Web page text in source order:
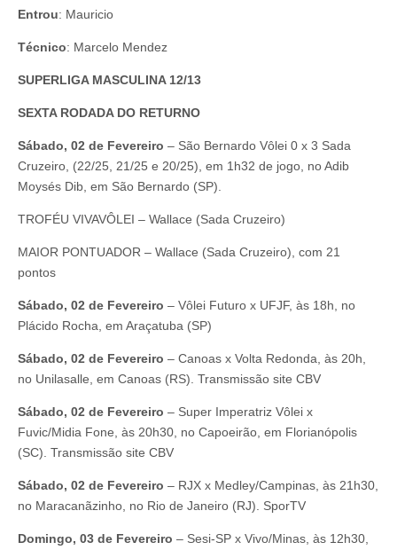
Entrou: Mauricio
Técnico: Marcelo Mendez
SUPERLIGA MASCULINA 12/13
SEXTA RODADA DO RETURNO
Sábado, 02 de Fevereiro – São Bernardo Vôlei 0 x 3 Sada
Cruzeiro, (22/25, 21/25 e 20/25), em 1h32 de jogo, no Adib
Moysés Dib, em São Bernardo (SP).
TROFÉU VIVAVÔLEI – Wallace (Sada Cruzeiro)
MAIOR PONTUADOR – Wallace (Sada Cruzeiro), com 21
pontos
Sábado, 02 de Fevereiro – Vôlei Futuro x UFJF, às 18h, no
Plácido Rocha, em Araçatuba (SP)
Sábado, 02 de Fevereiro – Canoas x Volta Redonda, às 20h,
no Unilasalle, em Canoas (RS). Transmissão site CBV
Sábado, 02 de Fevereiro – Super Imperatriz Vôlei x
Fuvic/Midia Fone, às 20h30, no Capoeirão, em Florianópolis
(SC). Transmissão site CBV
Sábado, 02 de Fevereiro – RJX x Medley/Campinas, às 21h30,
no Maracanãzinho, no Rio de Janeiro (RJ). SporTV
Domingo, 03 de Fevereiro – Sesi-SP x Vivo/Minas, às 12h30,